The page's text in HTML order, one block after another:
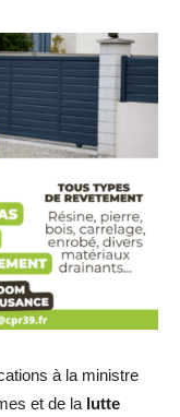
à la ministre
et de la lutte